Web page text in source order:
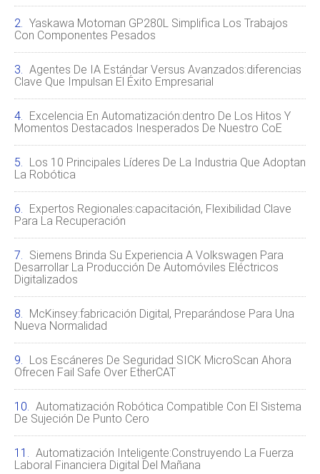
Yaskawa Motoman GP280L Simplifica Los Trabajos
Con Componentes Pesados
Agentes De IA Estándar Versus Avanzados:diferencias
Clave Que Impulsan El Éxito Empresarial
Excelencia En Automatización:dentro De Los Hitos Y
Momentos Destacados Inesperados De Nuestro CoE
Los 10 Principales Líderes De La Industria Que Adoptan
La Robótica
Expertos Regionales:capacitación, Flexibilidad Clave
Para La Recuperación
Siemens Brinda Su Experiencia A Volkswagen Para
Desarrollar La Producción De Automóviles Eléctricos
Digitalizados
McKinsey:fabricación Digital, Preparándose Para Una
Nueva Normalidad
Los Escáneres De Seguridad SICK MicroScan Ahora
Ofrecen Fail Safe Over EtherCAT
Automatización Robótica Compatible Con El Sistema
De Sujeción De Punto Cero
Automatización Inteligente:Construyendo La Fuerza
Laboral Financiera Digital Del Mañana